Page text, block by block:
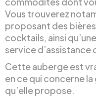
Vous trouverez
proposant des
cocktails, ainsi
service d’assistance
Cette auberge est
en ce qui concerne
qu’elle propose.